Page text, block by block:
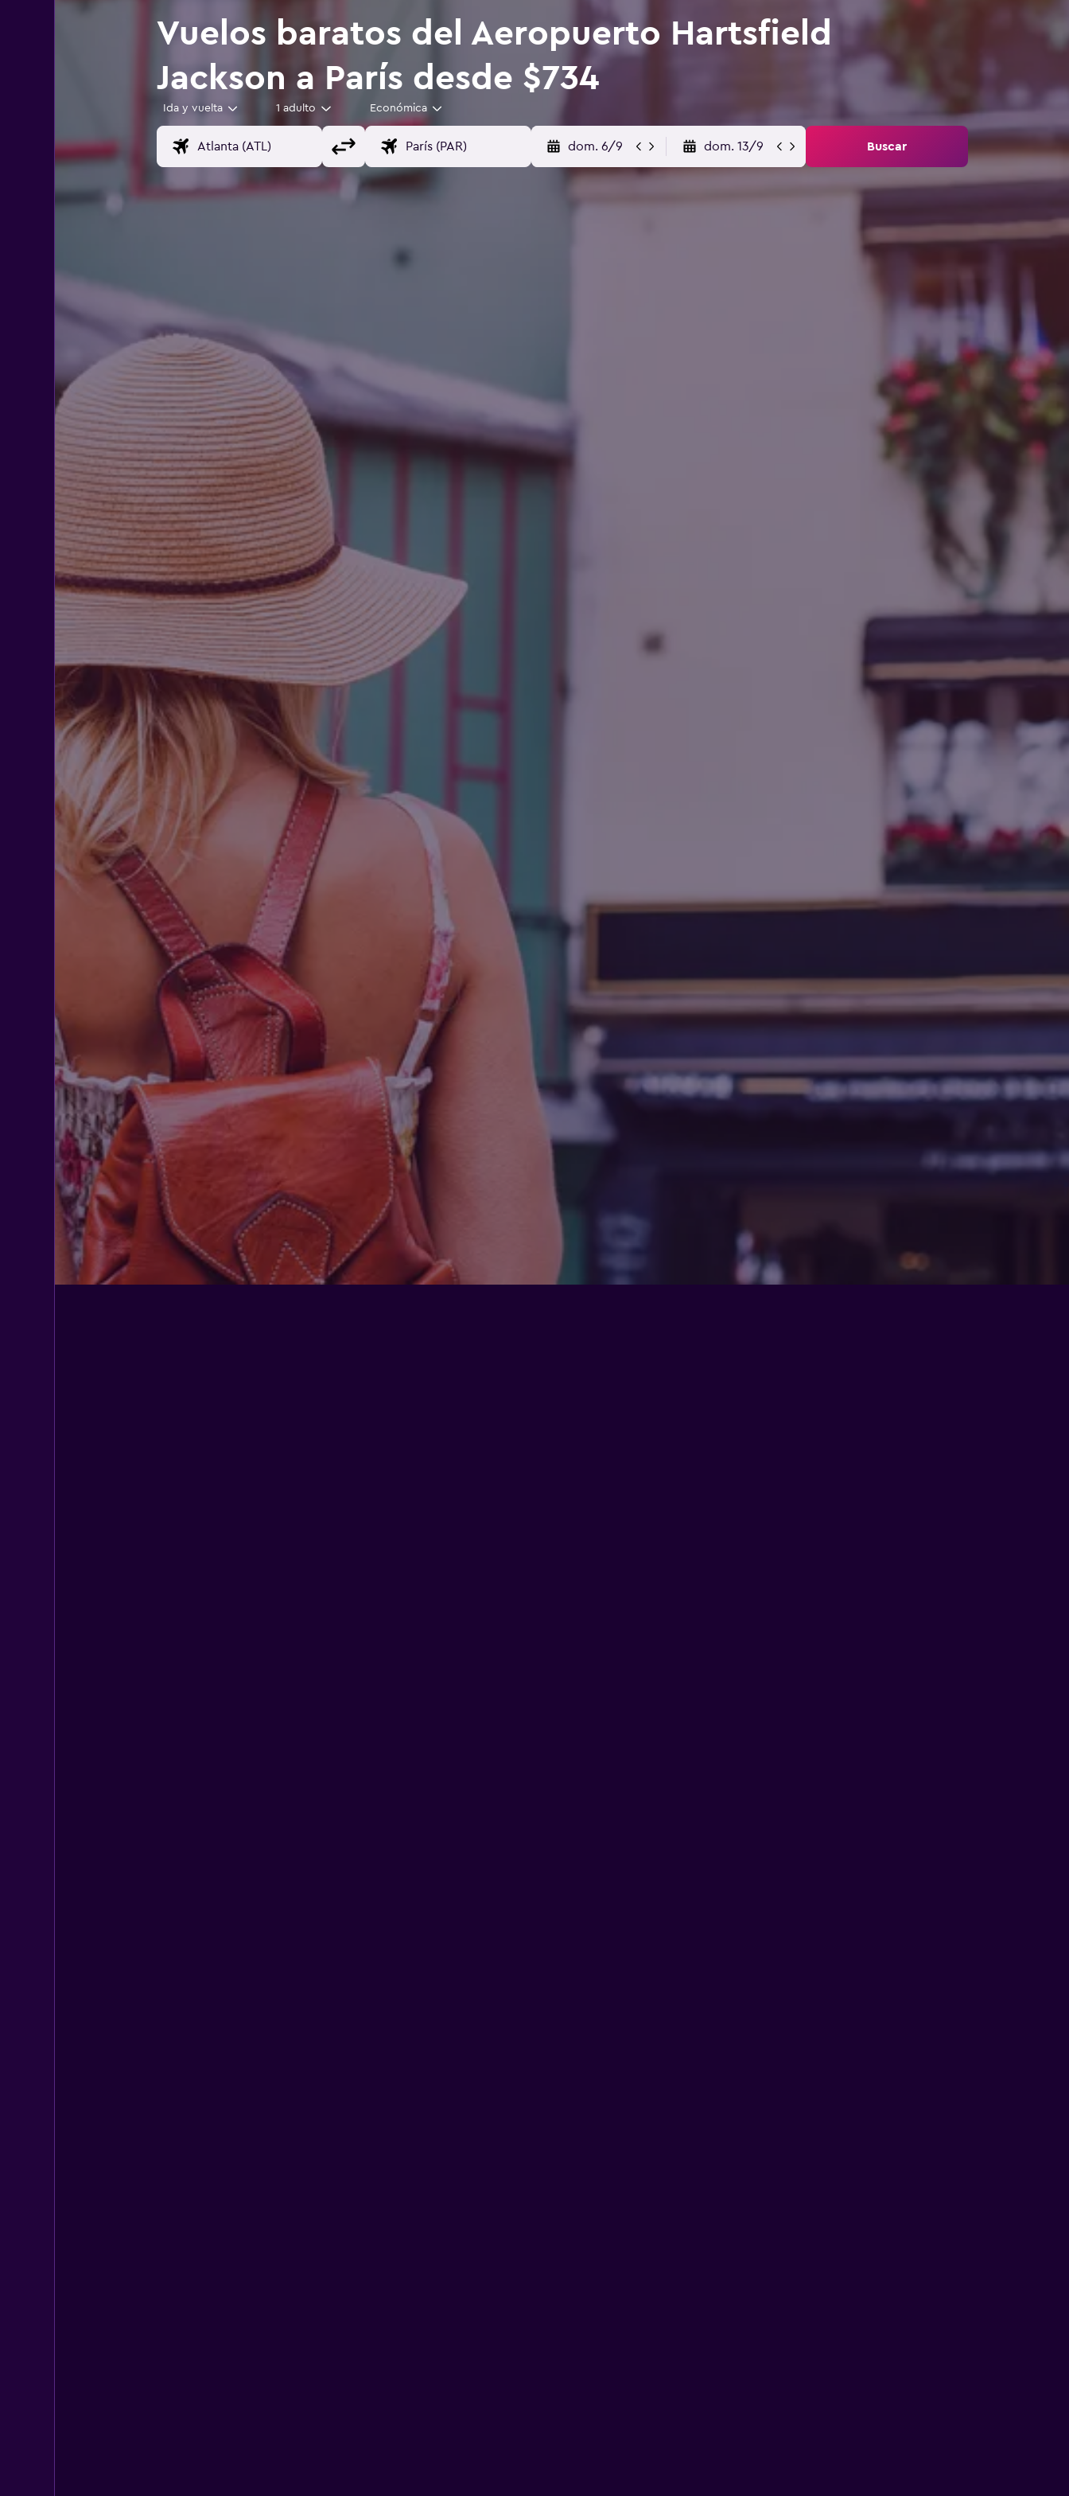
Vuelos baratos del Aeropuerto Hartsfield
Jackson a París desde $734
Ida y vuelta 1 adulto Económica
dom. 6/9 dom. 13/9 Buscar